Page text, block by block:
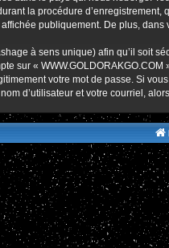
la procédure
publiquement. De plus,
à sens unique) afin qu’il soit
sur «
votre mot de passe. Si
d’utilisateur et votre courriel,